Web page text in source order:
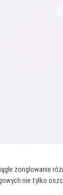
żonglowanie
nie tylko